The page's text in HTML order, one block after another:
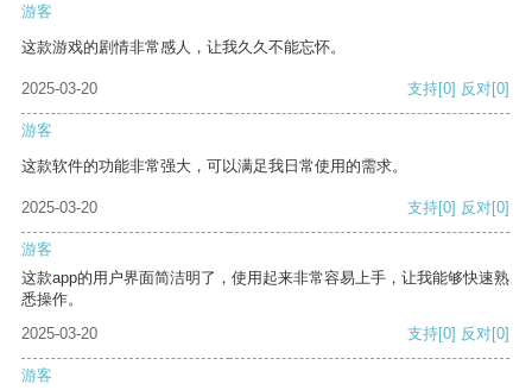
游客
这款游戏的剧情非常感人，让我久久不能忘怀。
2025-03-20 支持[0] 反对[0]
游客
这款软件的功能非常强大，可以满足我日常使用的需求。
2025-03-20 支持[0] 反对[0]
游客
这款app的用户界面简洁明了，使用起来非常容易上手，让我能够快速熟
悉操作。
2025-03-20
支持[0] 反对[0]
游客